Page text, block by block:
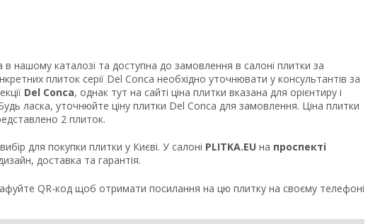
в нашому каталозі та доступна до замовлення в салоні плитки за
плиток серії Del Conca необхідно уточнювати у консультантів за
Del Conca, однак тут на сайті ціна плитки вказана для орієнтиру і
ласка, уточнюйте ціну плитки Del Conca для замовлення. Ціна плитки
2 плиток.
для покупки плитки у Києві. У салоні PLITKA.EU на проспекті
доставка та гарантія.